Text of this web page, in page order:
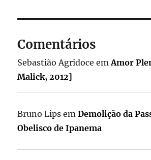
Comentários
Sebastião Agridoce emAmor
Malick, 2012]
Bruno Lips emDemolição da
Obelisco de Ipanema